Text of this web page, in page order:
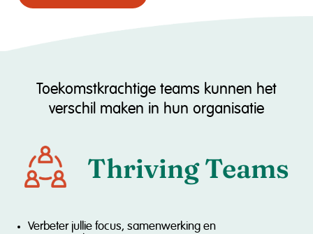
Toekomstkrachtige teams kunnen het
verschil maken in hun organisatie
Thriving Teams
Verbeter jullie focus, samenwerking en